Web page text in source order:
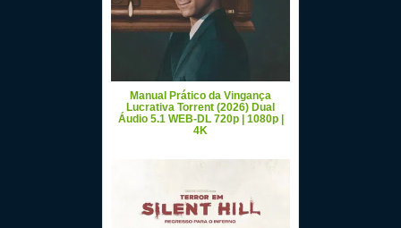
Manual Prático da Vingança
Lucrativa Torrent (2026) Dual
Áudio 5.1 WEB-DL 720p | 1080p |
4K